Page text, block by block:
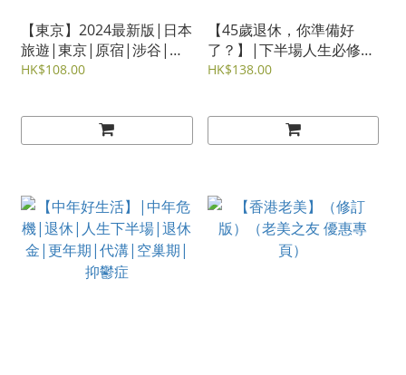
【東京】2024最新版|日本
旅遊|東京|原宿|涉谷|新
宿|秋葉原|Tokyo Disney
HK$108.00
【45歲退休，你準備好
了？】|下半場人生必修10
門幸福課|中年危機|退休|
HK$138.00